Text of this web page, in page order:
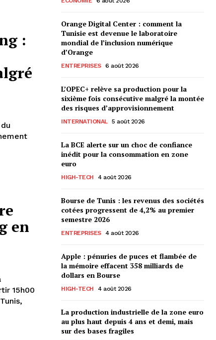
:
en
15h00
Orange Digital Center : comment la
Tunisie est devenue le laboratoire
mondial de l’inclusion numérique
d’Orange
ENTREPRISES 6 août 2026
L’OPEC+ relève sa production pour la
sixième fois consécutive malgré la montée
des risques d’approvisionnement
INTERNATIONAL 5 août 2026
La BCE alerte sur un choc de confiance
inédit pour la consommation en zone
euro
HIGH-TECH 4 août 2026
Bourse de Tunis : les revenus des sociétés
cotées progressent de 4,2% au premier
semestre 2026
ENTREPRISES 4 août 2026
Apple : pénuries de puces et flambée de
la mémoire effacent 358 milliards de
dollars en Bourse
HIGH-TECH 4 août 2026
La production industrielle de la zone euro
au plus haut depuis 4 ans et demi, mais
sur des bases fragiles